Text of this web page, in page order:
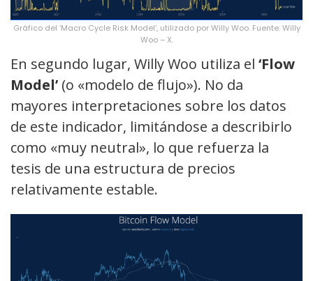
Gráfico del ‘Macro Cycle Risk Model’, utilizado por Willy Woo. Fuente: Willy
Woo – X.
En segundo lugar, Willy Woo utiliza el ‘Flow
Model’ (o «modelo de flujo»). No da
mayores interpretaciones sobre los datos
de este indicador, limitándose a describirlo
como «muy neutral», lo que refuerza la
tesis de una estructura de precios
relativamente estable.